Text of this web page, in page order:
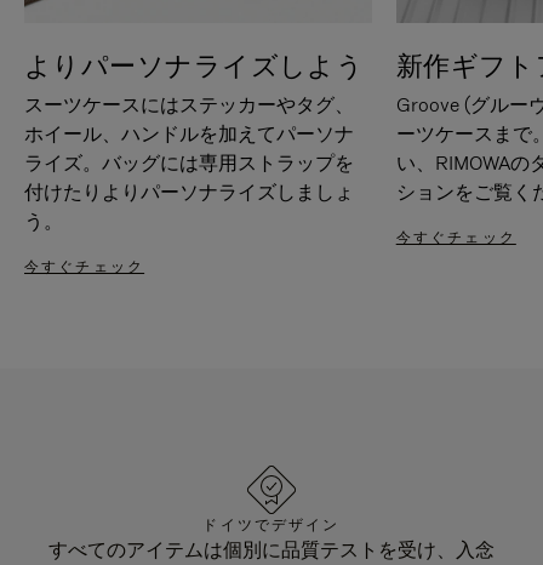
よりパーソナライズしよう
スーツケースにはステッカーやタグ、
ホイール、ハンドルを加えてパーソナ
ライズ。バッグには専用ストラップを
付けたりよりパーソナライズしましょ
う。
今すぐチェック
新作ギフ
Groove (グルー
ーツケースまで
い、RIMOWAの
ションをご覧く
今すぐチェック
ドイツでデザイン
すべてのアイテムは個別に品質テストを受け、入念